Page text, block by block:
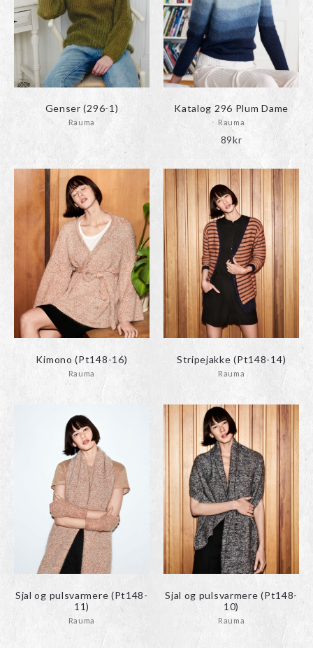
Genser (296-1)
Rauma
Katalog 296 Plum Dame
Rauma
89kr
Kimono (Pt148-16)
Rauma
Stripejakke (Pt148-14)
Rauma
Sjal og pulsvarmere (Pt148-
11)
Rauma
Sjal og pulsvarmere (Pt148-
10)
Rauma